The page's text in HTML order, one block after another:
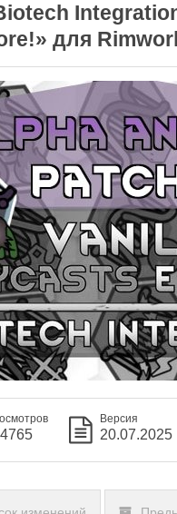
для
4765
Версия
20.07.2025